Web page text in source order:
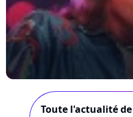
Toute l'actualité de